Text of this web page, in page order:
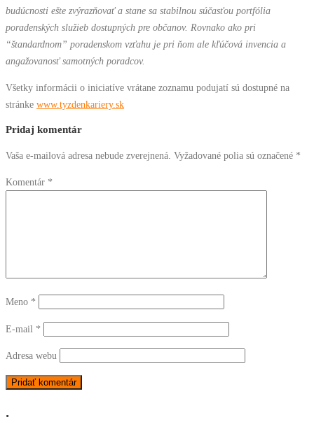
budúcnosti ešte zvýrazňovať a stane sa stabilnou súčasťou portfólia
poradenských služieb dostupných pre občanov. Rovnako ako pri
“štandardnom” poradenskom vzťahu je pri ňom ale kľúčová invencia a
angažovanosť samotných poradcov.
Všetky informácii o iniciatíve vrátane zoznamu podujatí sú dostupné na
stránke www.tyzdenkariery.sk
Pridaj komentár
Vaša e-mailová adresa nebude zverejnená. Vyžadované polia sú označené *
Komentár *
Meno *
E-mail *
Adresa webu
.